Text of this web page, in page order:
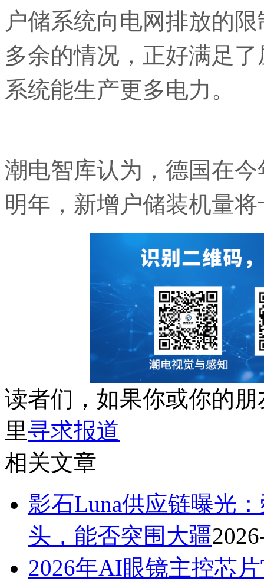
户储系统向电网排放的
多余的情况，正好满足
系统能生产更多电力。
潮电智库认为，德国在
明年，新增户储装机量
读者们，如果你或你的
里寻求报道
相关文章
影石Luna供应链曝光
头，能否突围大疆
2026年AI眼镜主控芯片